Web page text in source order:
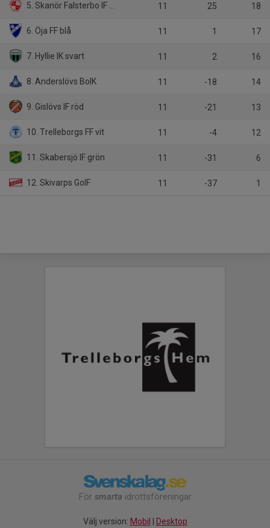
5. Skanör Falsterbo IF vit 11 25 18
6. Öja FF blå 11 1 17
7. Hyllie IK svart 11 2 16
8. Anderslövs BoIK 11 -18 14
9. Gislövs IF röd 11 -21 13
10. Trelleborgs FF vit 11 -4 12
11. Skabersjö IF grön 11 -31 6
12. Skivarps GoIF 11 -37 1
För smarta idrottsföreningar
Välj version: Mobil Desktop